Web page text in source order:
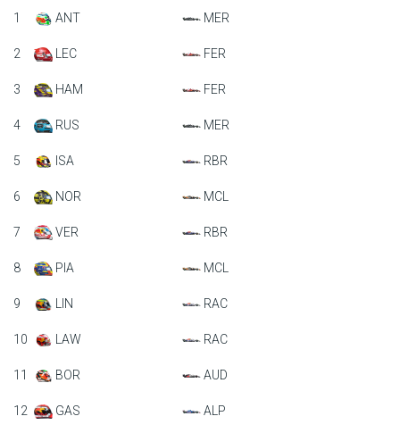
1 ANT MER
2 LEC FER
3 HAM FER
4 RUS MER
5 ISA RBR
6 NOR MCL
7 VER RBR
8 PIA MCL
9 LIN RAC
10 LAW RAC
11 BOR AUD
12 GAS ALP